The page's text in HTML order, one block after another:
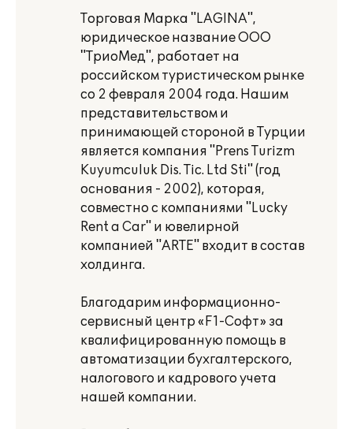
Торговая Марка "LAGINA",
юридическое название ООО
"ТриоМед", работает на
российском туристическом рынке
со 2 февраля 2004 года. Нашим
представительством и
принимающей стороной в Турции
является компания "Prens Turizm
Kuyumculuk Dis. Tic. Ltd Sti" (год
основания - 2002), которая,
совместно с компаниями "Lucky
Rent a Car" и ювелирной
компанией "ARTE" входит в состав
холдинга.
Благодарим информационно-
сервисный центр «F1-Софт» за
квалифицированную помощь в
автоматизации бухгалтерского,
налогового и кадрового учета
нашей компании.